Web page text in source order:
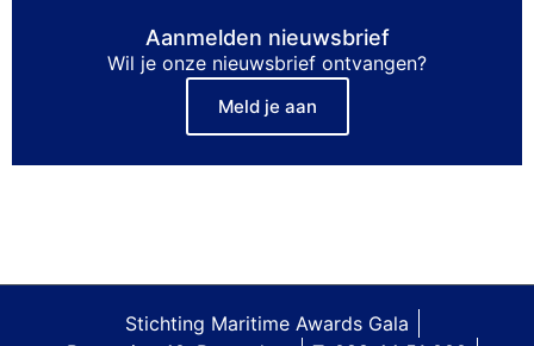
Aanmelden nieuwsbrief
Wil je onze nieuwsbrief ontvangen?
Meld je aan
Stichting Maritime Awards Gala